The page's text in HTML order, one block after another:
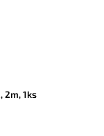
2m, 1ks